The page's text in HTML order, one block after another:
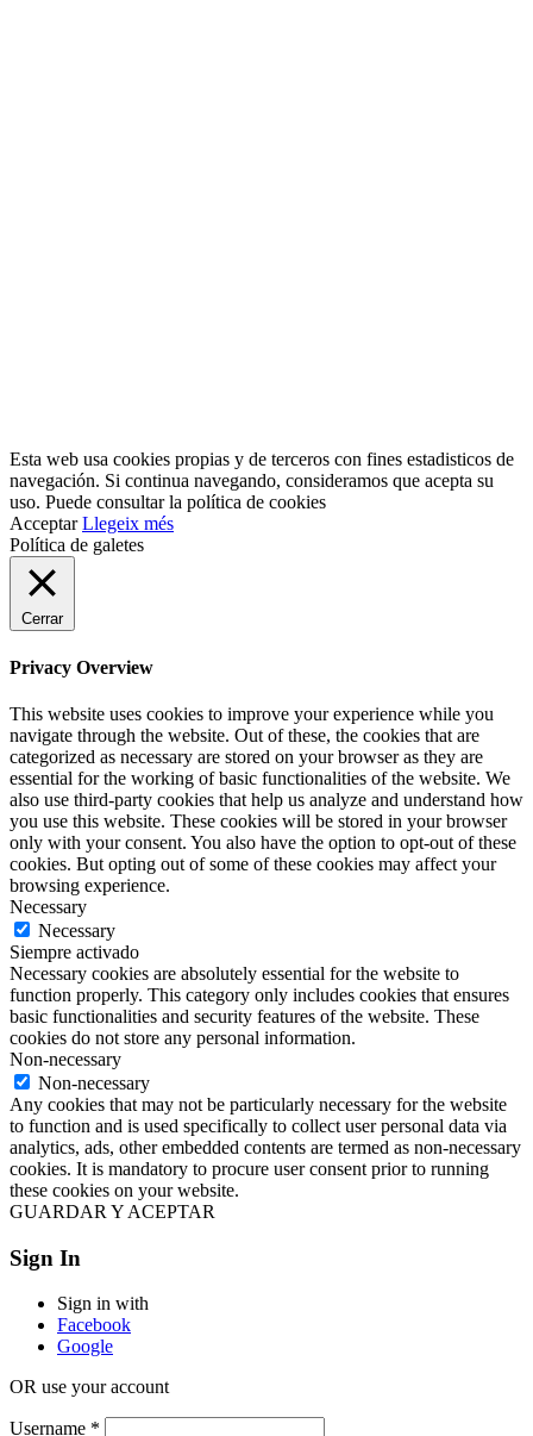
Esta web usa cookies propias y de terceros con fines estadisticos de
navegación. Si continua navegando, consideramos que acepta su
uso. Puede consultar la política de cookies
Acceptar Llegeix més
Política de galetes
Cerrar
Privacy Overview
This website uses cookies to improve your experience while you
navigate through the website. Out of these, the cookies that are
categorized as necessary are stored on your browser as they are
essential for the working of basic functionalities of the website. We
also use third-party cookies that help us analyze and understand how
you use this website. These cookies will be stored in your browser
only with your consent. You also have the option to opt-out of these
cookies. But opting out of some of these cookies may affect your
browsing experience.
Necessary
Necessary
Siempre activado
Necessary cookies are absolutely essential for the website to
function properly. This category only includes cookies that ensures
basic functionalities and security features of the website. These
cookies do not store any personal information.
Non-necessary
Non-necessary
Any cookies that may not be particularly necessary for the website
to function and is used specifically to collect user personal data via
analytics, ads, other embedded contents are termed as non-necessary
cookies. It is mandatory to procure user consent prior to running
these cookies on your website.
GUARDAR Y ACEPTAR
Sign In
Sign in with
Facebook
Google
OR use your account
Username *